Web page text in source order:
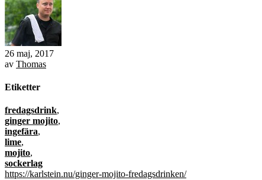
26 maj, 2017
av Thomas
Etiketter
fredagsdrink,
ginger mojito,
ingefära,
lime,
mojito,
sockerlag
https://karlstein.nu/ginger-mojito-fredagsdrinken/